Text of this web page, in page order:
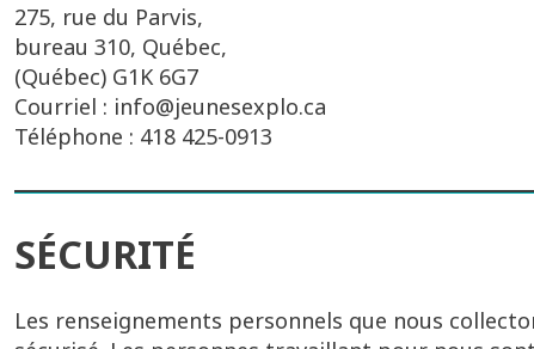
275, rue du Parvis,
bureau 310, Québec,
(Québec) G1K 6G7
Courriel : info@jeunesexplo.ca
Téléphone : 418 425-0913
SÉCURITÉ
Les renseignements personnels que nous